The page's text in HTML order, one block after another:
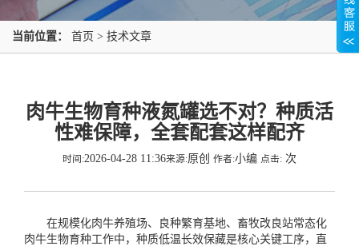
当前位置： 首页 > 技术文章
肉牛生物育种液氮罐选不对？种质活
性难保障，全套配套这样配齐
时间:2026-04-28 11:36来源:原创 作者:小编 点击: 次
在规模化肉牛养殖场、良种繁育基地、畜牧改良站常态化
肉牛生物育种工作中，种质低温长效保藏是核心关键工序，直